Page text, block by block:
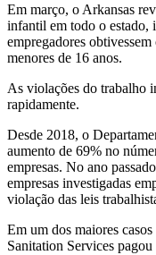
Em março, o Arkansas
infantil em todo o estado,
empregadores
menores de 16 anos.
As violações do trabalho
rapidamente.
Desde 2018, o
aumento de 69% no
empresas. No ano
empresas investigadas
violação das leis
Em um dos maiores
Sanitation Services